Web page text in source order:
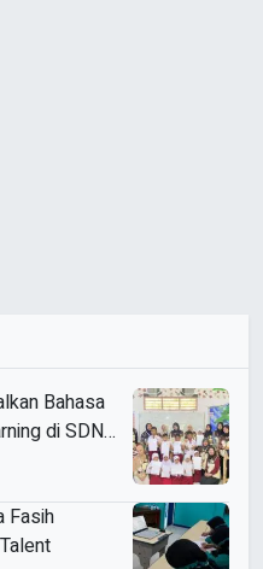
Bahasa
di SDN
Fasih